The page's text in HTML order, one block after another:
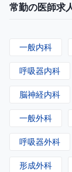
常勤の医師求
一般内科
呼吸器内科
脳神経内科
一般外科
呼吸器外科
形成外科